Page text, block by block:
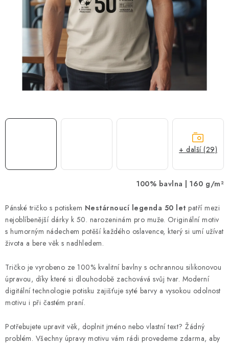
VÁNOCE
PROVIZNÍ SYSTÉM
O nás Časté otázky
Doprava a platba
Obchodní podmínky
Zásady zpracování ochrany osobních údajů
Napište nám
100% bavlna | 160 g/m²
Pánské tričko s potiskem Nestárnoucí legenda 50 let patří mezi
nejoblíbenější dárky k 50. narozeninám pro muže. Originální motiv
s humorným nádechem potěší každého oslavence, který si umí užívat
života a bere věk s nadhledem.
Tričko je vyrobeno ze 100% kvalitní bavlny s ochrannou silikonovou
úpravou, díky které si dlouhodobě zachovává svůj tvar. Moderní
digitální technologie potisku zajišťuje syté barvy a vysokou odolnost
motivu i při častém praní.
Potřebujete upravit věk, doplnit jméno nebo vlastní text? Žádný
problém. Všechny úpravy motivu vám rádi provedeme zdarma, aby
+ další (29)